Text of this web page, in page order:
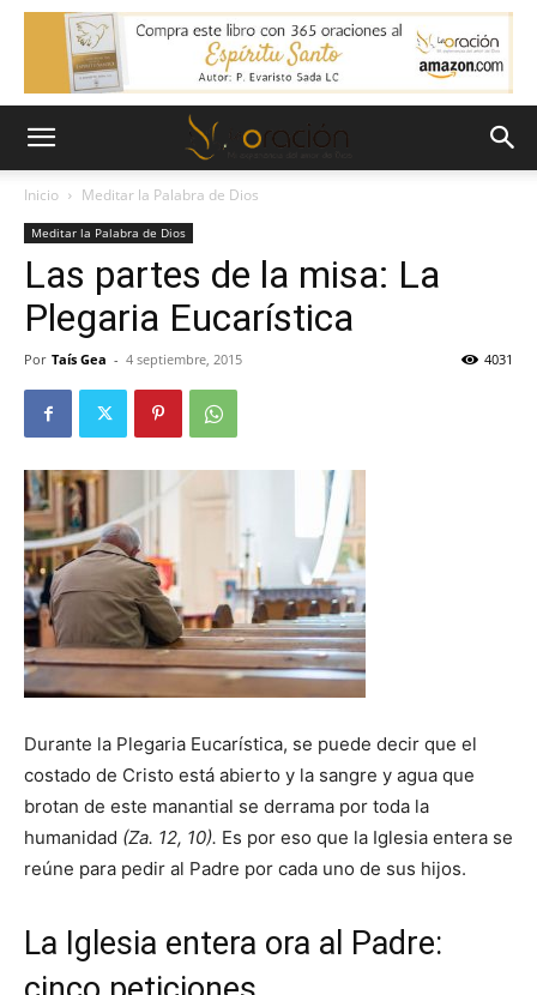
Inicio Meditar la Palabra de Dios
Meditar la Palabra de Dios
Las partes de la misa: La
Plegaria Eucarística
Por Taís Gea - 4 septiembre, 2015 4031
Durante la Plegaria Eucarística, se puede decir que el
costado de Cristo está abierto y la sangre y agua que
brotan de este manantial se derrama por toda la
humanidad (Za. 12, 10). Es por eso que la Iglesia entera se
reúne para pedir al Padre por cada uno de sus hijos.
La Iglesia entera ora al Padre: